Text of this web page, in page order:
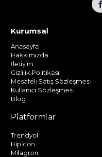
Kurumsal
Anasayfa
Hakkımızda
İletişim
Gizlilik Politikası
Mesafeli Satış Sözleşmesi
Kullanıcı Sözleşmesi
Blog
Platformlar
Trendyol
Hipicon
Milagron